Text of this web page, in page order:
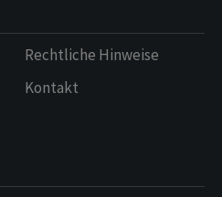
Rechtliche Hinweise
Kontakt